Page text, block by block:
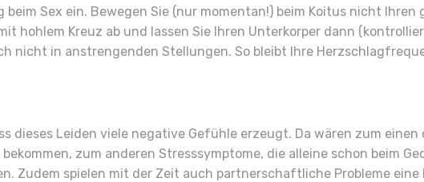
Sex ein. Bewegen Sie (nur momentan!) beim Koitus nicht Ihren
hohlem Kreuz ab und lassen Sie Ihren Unterkorper dann
nicht in anstrengenden Stellungen. So bleibt Ihre
dieses Leiden viele negative Gefühle erzeugt. Da wären zum
zum anderen Stresssymptome, die alleine schon beim
Zudem spielen mit der Zeit auch partnerschaftliche Probleme